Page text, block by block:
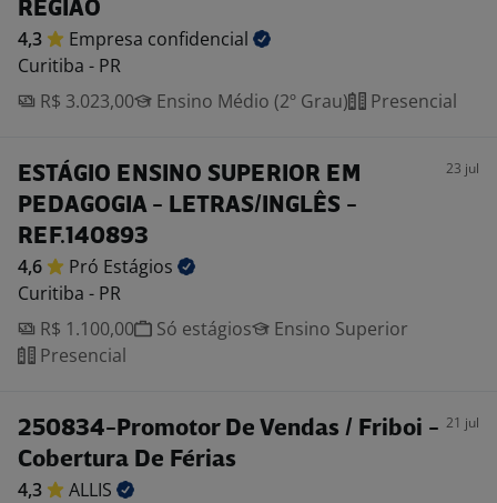
REGIÃO
4,3 Empresa confidencial
Curitiba - PR
R$ 3.023,00
Ensino Médio (2º Grau) Presencial
ESTÁGIO ENSINO SUPERIOR EM
PEDAGOGIA - LETRAS/INGLÊS -
REF.140893
23 jul
4,6 Pró Estágios
Curitiba - PR
R$ 1.100,00
Só estágios
Ensino Superior
Presencial
250834-Promotor De Vendas / Friboi -
Cobertura De Férias
21 jul
4,3
ALLIS